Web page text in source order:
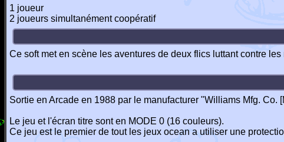
1 joueur
2 joueurs simultanément coopératif
Ce soft met en scène les aventures de deux flics luttant contre
Sortie en Arcade en 1988 par le manufacturer "Williams Mfg.
Le jeu et l'écran titre sont en MODE 0 (16 couleurs).
Ce jeu est le premier de tout les jeux ocean a utiliser une